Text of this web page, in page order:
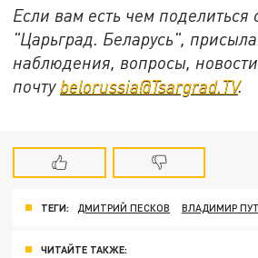
Если вам есть чем поделиться
"Царьград. Беларусь",
наблюдения, вопросы,
почту belorussia@Tsargrad.TV.
ТЕГИ: ДМИТРИЙ ПЕСКОВ ВЛАДИМИР
ЧИТАЙТЕ ТАКЖЕ: